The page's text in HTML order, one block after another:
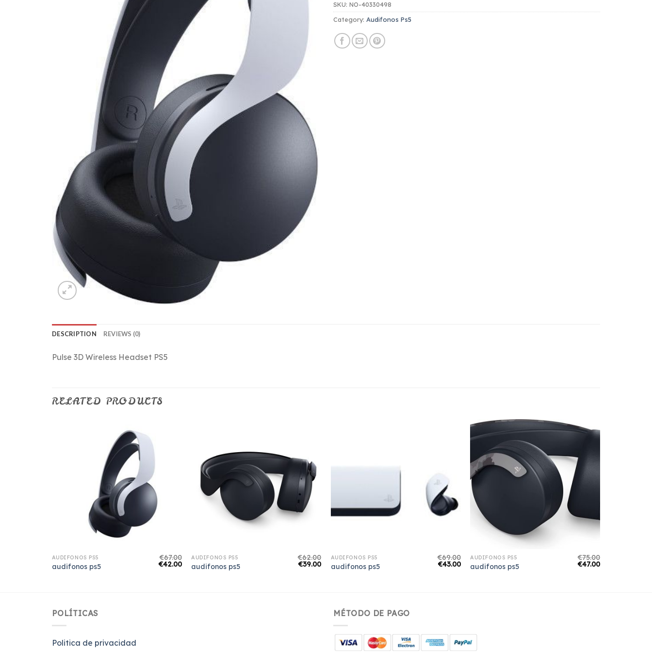
SKU: NO-40330498
Category: Audifonos Ps5
DESCRIPTION REVIEWS (0)
Pulse 3D Wireless Headset PS5
RELATED PRODUCTS
AUDIFONOS PS5
audifonos ps5
€67.00
€42.00
AUDIFONOS PS5
audifonos ps5
€62.00
€39.00
AUDIFONOS PS5
audifonos ps5
€69.00
€43.00
AUDIFONOS PS5
audifonos ps5
€75.00
€47.00
POLÍTICAS
Politica de privacidad
MÉTODO DE PAGO